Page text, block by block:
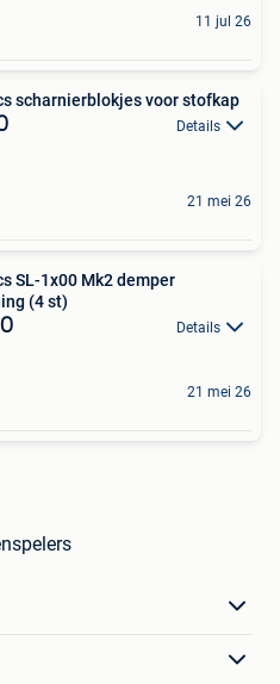
11 jul 26
scharnierblokjes voor stofkap
Details
21 mei 26
SL-1x00 Mk2 demper
(4 st)
Details
21 mei 26